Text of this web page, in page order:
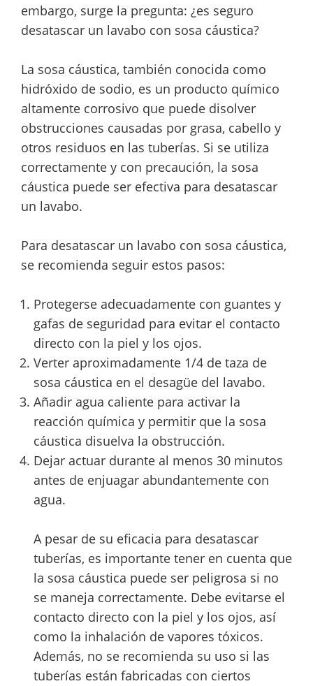
embargo, surge la pregunta: ¿es seguro
desatascar un lavabo con sosa cáustica?
La sosa cáustica, también conocida como
hidróxido de sodio, es un producto químico
altamente corrosivo que puede disolver
obstrucciones causadas por grasa, cabello y
otros residuos en las tuberías. Si se utiliza
correctamente y con precaución, la sosa
cáustica puede ser efectiva para desatascar
un lavabo.
Para desatascar un lavabo con sosa cáustica,
se recomienda seguir estos pasos:
Protegerse adecuadamente con guantes y
gafas de seguridad para evitar el contacto
directo con la piel y los ojos.
Verter aproximadamente 1/4 de taza de
sosa cáustica en el desagüe del lavabo.
Añadir agua caliente para activar la
reacción química y permitir que la sosa
cáustica disuelva la obstrucción.
Dejar actuar durante al menos 30 minutos
antes de enjuagar abundantemente con
agua.
A pesar de su eficacia para desatascar
tuberías, es importante tener en cuenta que
la sosa cáustica puede ser peligrosa si no
se maneja correctamente. Debe evitarse el
contacto directo con la piel y los ojos, así
como la inhalación de vapores tóxicos.
Además, no se recomienda su uso si las
tuberías están fabricadas con ciertos